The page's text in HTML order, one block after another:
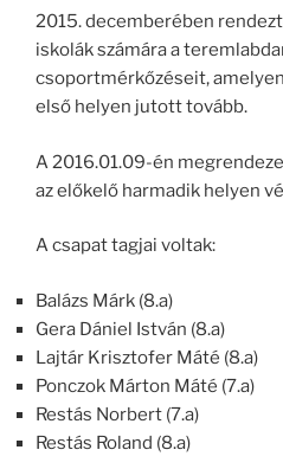
2015. decemberében
iskolák számára a
csoportmérkőzéseit,
első helyen jutott tovább.
A 2016.01.09-én
az előkelő harmadik helyen
A csapat tagjai voltak:
Balázs Márk (8.a)
Gera Dániel István (8.a)
Lajtár Krisztofer Máté (8.a)
Ponczok Márton Máté (7.a)
Restás Norbert (7.a)
Restás Roland (8.a)